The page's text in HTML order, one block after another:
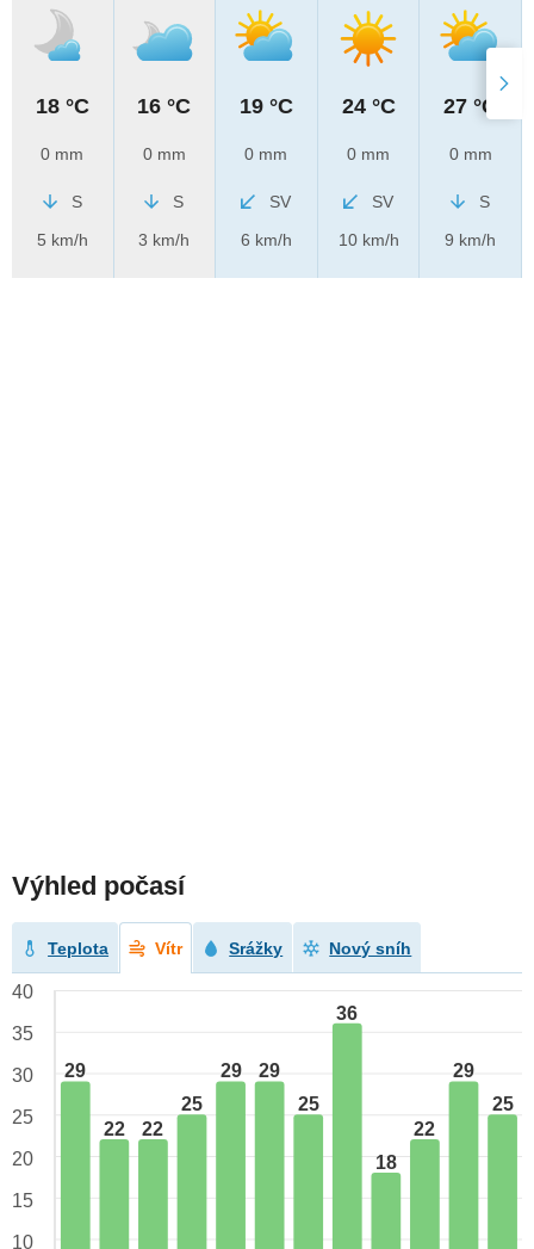
18 °C
0 mm
S
5 km/h
16 °C
0 mm
S
3 km/h
19 °C
0 mm
SV
6 km/h
24 °C
0 mm
SV
10 km/h
27 °C
0 mm
S
9 km/h
Výhled počasí
Teplota Vítr Srážky Nový sníh
29
22 22
25
29 29
25
36
18
22
29
25
40
35
30
25
20
15
10